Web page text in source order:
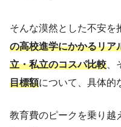
そんな漠然とした不安を
の高校進学にかかるリア
立・私立のコスパ比較
目標額について、具体的
教育費のピークを乗り越